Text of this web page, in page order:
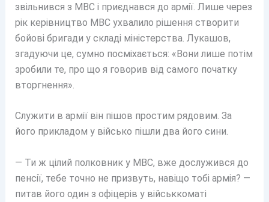
звільнився з МВС і приєднався до армії. Лише через
рік керівництво МВС ухвалило рішення створити
бойові бригади у складі міністерства. Лукашов,
згадуючи це, сумно посміхається: «Вони лише потім
зробили те, про що я говорив від самого початку
вторгнення».
Служити в армії він пішов простим рядовим. За
його прикладом у військо пішли два його сини.
— Ти ж цілий полковник у МВС, вже дослужився до
пенсії, тебе точно не призвуть, навіщо тобі армія? —
питав його один з офіцерів у військкоматі